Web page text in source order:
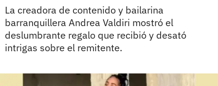
La creadora de contenido y bailarina
barranquillera Andrea Valdiri mostró el
deslumbrante regalo que recibió y desató
intrigas sobre el remitente.